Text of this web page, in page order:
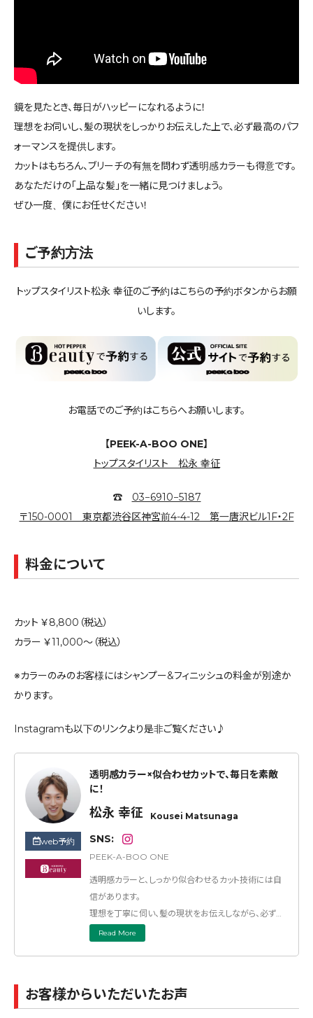
鏡を見たとき、毎日がハッピーになれるように！
理想をお伺いし、髪の現状をしっかりお伝えした上で、必ず最高のパフ
ォーマンスを提供します。
カットはもちろん、ブリーチの有無を問わず透明感カラーも得意です。
あなただけの「上品な髪」を一緒に見つけましょう。
ぜひ一度、僕にお任せください！
ご予約方法
トップスタイリスト松永 幸征のご予約はこちらの予約ボタンからお願
いします。
お電話でのご予約はこちらへお願いします。
【PEEK-A-BOO ONE】
トップスタイリスト 松永 幸征
☎︎ 03−6910−5187
〒150-0001 東京都渋谷区神宮前4-4-12 第一唐沢ビル1F・2F
料金について
カット ￥8,800（税込）
カラー ￥11,000～（税込）
※カラーのみのお客様にはシャンプー&フィニッシュの料金が別途か
かります。
Instagramも以下のリンクより是非ご覧ください♪
web予約
透明感カラー×似合わせカットで、毎日を素敵
に！
松永 幸征 Kousei Matsunaga
SNS:
PEEK-A-BOO ONE
透明感カラーと、しっかり似合わせるカット技術には自
信があります。
理想を丁寧に伺い、髪の現状をお伝えしながら、必ず最
高の仕上がりをご提案します。
あなただけの“上品で素敵なスタイル”を一緒に見つけ
Read More
お客様からいただいたお声